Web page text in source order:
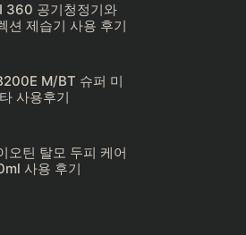
360 공기청정기와
션 제습기 사용 후기
M/BT 슈퍼 미
사용후기
오틴 탈모 두피 케어
사용 후기